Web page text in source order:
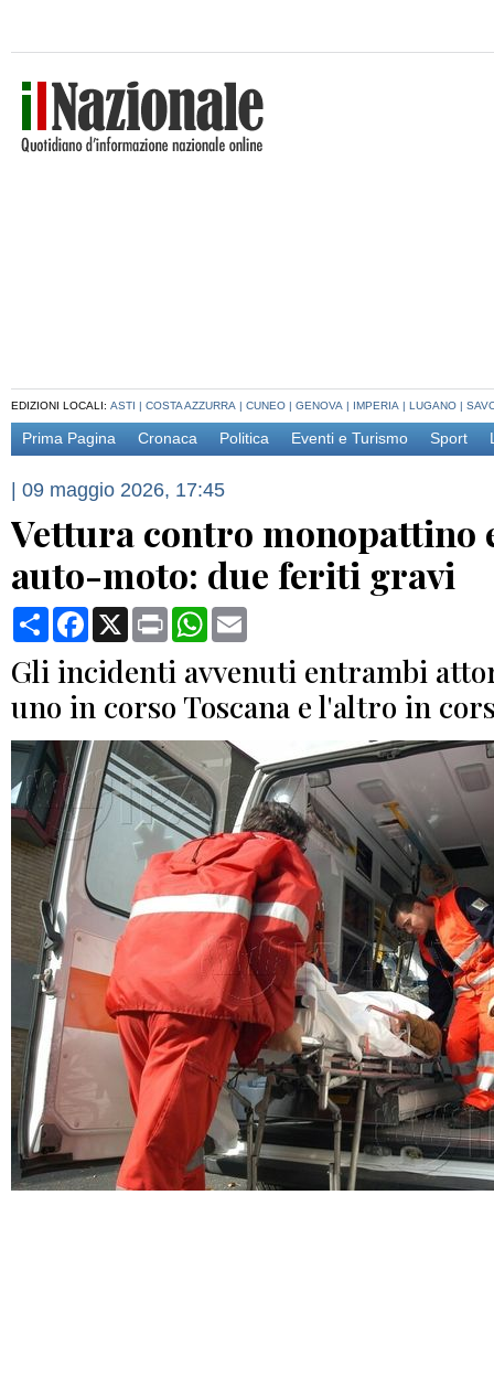
EDIZIONI LOCALI: ASTI | COSTA AZZURRA | CUNEO | GENOVA | IMPERIA | LUGANO |
Prima Pagina Cronaca Politica Eventi e Turismo Sport
| 09 maggio 2026, 17:45
Vettura contro monopattino
auto-moto: due feriti gravi
CondividiFacebook
X Print WhatsApp
Gli incidenti avvenuti entrambi
uno in corso Toscana e l'altro in